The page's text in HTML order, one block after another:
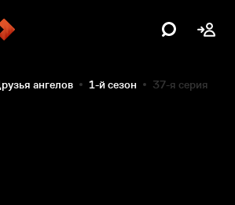
ангелов 1-й сезон 37-я серия